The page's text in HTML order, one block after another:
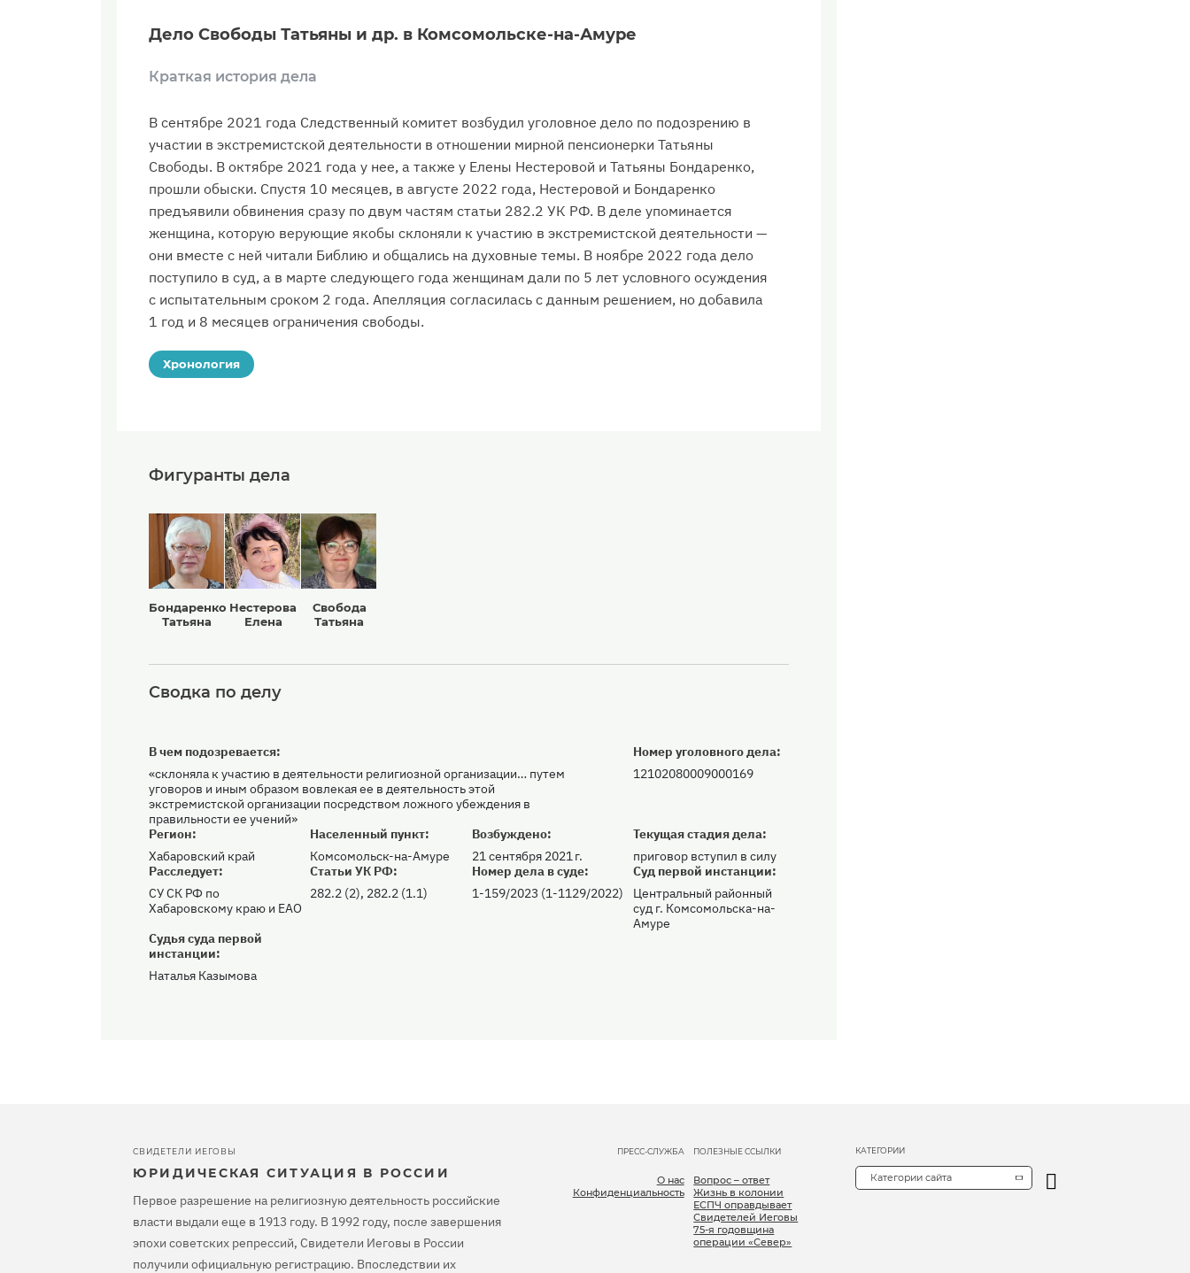
Дело Свободы Татьяны и др. в Комсомольске-на-Амуре
Краткая история дела
В сентябре 2021 года Следственный комитет возбудил уголовное дело по подозрению в
участии в экстремистской деятельности в отношении мирной пенсионерки Татьяны
Свободы. В октябре 2021 года у нее, а также у Елены Нестеровой и Татьяны Бондаренко,
прошли обыски. Спустя 10 месяцев, в августе 2022 года, Нестеровой и Бондаренко
предъявили обвинения сразу по двум частям статьи 282.2 УК РФ. В деле упоминается
женщина, которую верующие якобы склоняли к участию в экстремистской деятельности —
они вместе с ней читали Библию и общались на духовные темы. В ноябре 2022 года дело
поступило в суд, а в марте следующего года женщинам дали по 5 лет условного осуждения
с испытательным сроком 2 года. Апелляция согласилась с данным решением, но добавила
1 год и 8 месяцев ограничения свободы.
Хронология
Фигуранты дела
Бондаренко
Татьяна
Нестерова
Елена
Свобода
Татьяна
Сводка по делу
Регион:
Хабаровский край
Населенный пункт:
Комсомольск-на-Амуре
В чем подозревается:
«склоняла к участию в деятельности религиозной организации… путем
уговоров и иным образом вовлекая ее в деятельность этой
экстремистской организации посредством ложного убеждения в
правильности ее учений»
Номер уголовного дела:
12102080009000169
Возбуждено:
21 сентября 2021 г.
Текущая стадия дела:
приговор вступил в силу
Расследует:
СУ СК РФ по
Хабаровскому краю и ЕАО
Статьи УК РФ:
282.2 (2), 282.2 (1.1)
Номер дела в суде:
1-159/2023 (1-1129/2022)
Суд первой инстанции:
Центральный районный
суд г. Комсомольска-на-
Амуре
Судья суда первой
инстанции:
Наталья Казымова
СВИДЕТЕЛИ ИЕГОВЫ
ЮРИДИЧЕСКАЯ СИТУАЦИЯ В РОССИИ
Первое разрешение на религиозную деятельность российские
власти выдали еще в 1913 году. В 1992 году, после завершения
эпохи советских репрессий, Свидетели Иеговы в России
получили официальную регистрацию. Впоследствии их
ПРЕСС-СЛУЖБА
О нас
Конфиденциальность
ПОЛЕЗНЫЕ ССЫЛКИ
Вопрос – ответ
Жизнь в колонии
ЕСПЧ оправдывает
Свидетелей Иеговы
75-я годовщина
операции «Север»
КАТЕГОРИИ
Категории сайта